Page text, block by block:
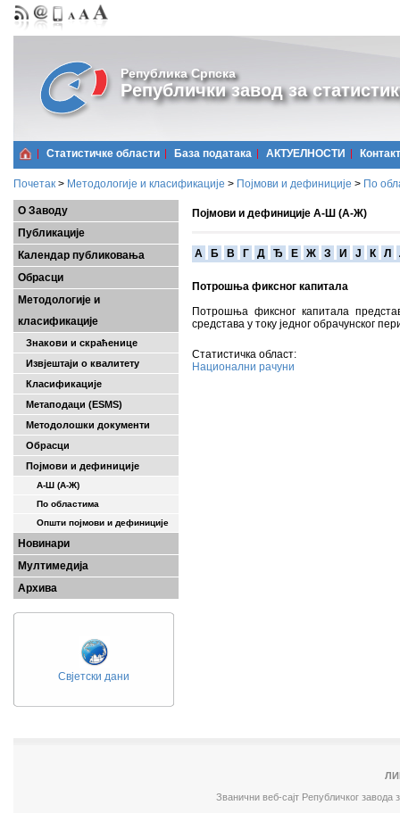
Република Српска
Републички завод за
Статистичке области Базa података АКТУЕЛНОСТИ Контакт
Почетак > Методологије и класификације > Појмови и дефиниције > По
О Заводу
Публикације
Календар публиковања
Обрасци
Методологије и
класификације
Знакови и скраћенице
Извјештаји о квалитету
Класификације
Метаподаци (ESMS)
Методолошки документи
Обрасци
Појмови и дефиниције
А-Ш (A-Ж)
По областима
Општи појмови и дефиниције
Новинари
Мултимедија
Архива
Свјетски дани
Појмови и дефиниције А-Ш (А-Ж)
A Б В Г Д Ђ Е Ж З И Ј К Л
Потрошња фиксног капитала
Потрошња фиксног капитала
средстава у току једног обрачунског
Статистичка област:
Национални рачуни
Званични веб-сајт Републичког